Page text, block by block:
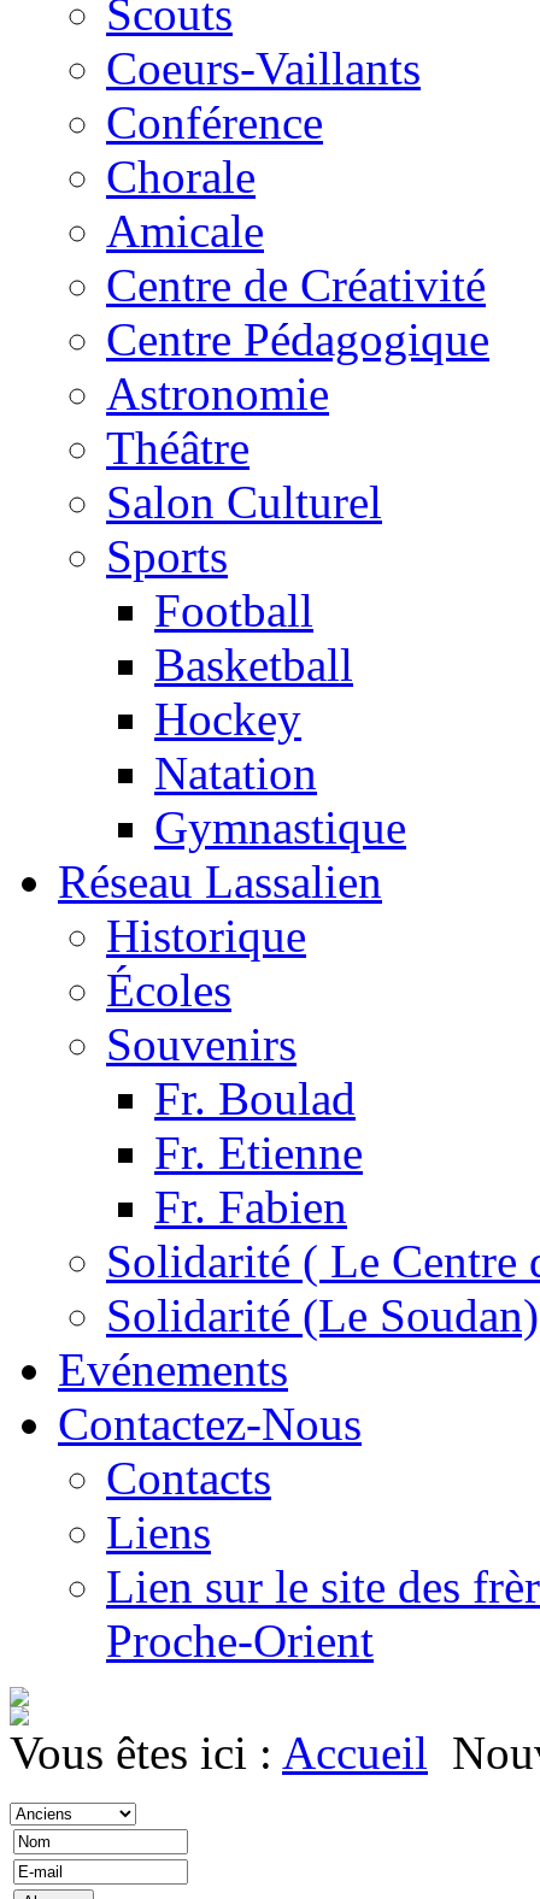
Scouts
Coeurs-Vaillants
Conférence
Chorale
Amicale
Centre de Créativité
Centre Pédagogique
Astronomie
Théâtre
Salon Culturel
Sports
Football
Basketball
Hockey
Natation
Gymnastique
Réseau Lassalien
Historique
Écoles
Souvenirs
Fr. Boulad
Fr. Etienne
Fr. Fabien
Solidarité ( Le Centre
Solidarité (Le Soudan)
Evénements
Contactez-Nous
Contacts
Liens
Lien sur le site des
Proche-Orient
Vous êtes ici : Accueil